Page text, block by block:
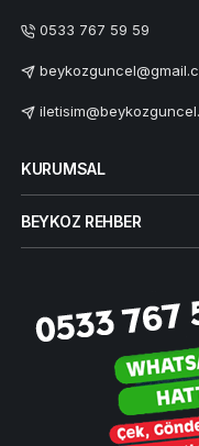
0533 767 59 59
KURUMSAL
BEYKOZ REHBER